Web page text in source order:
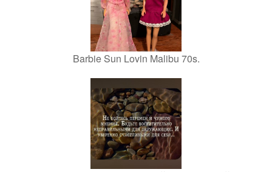
Barbie Sun Lovin Malibu 70s.